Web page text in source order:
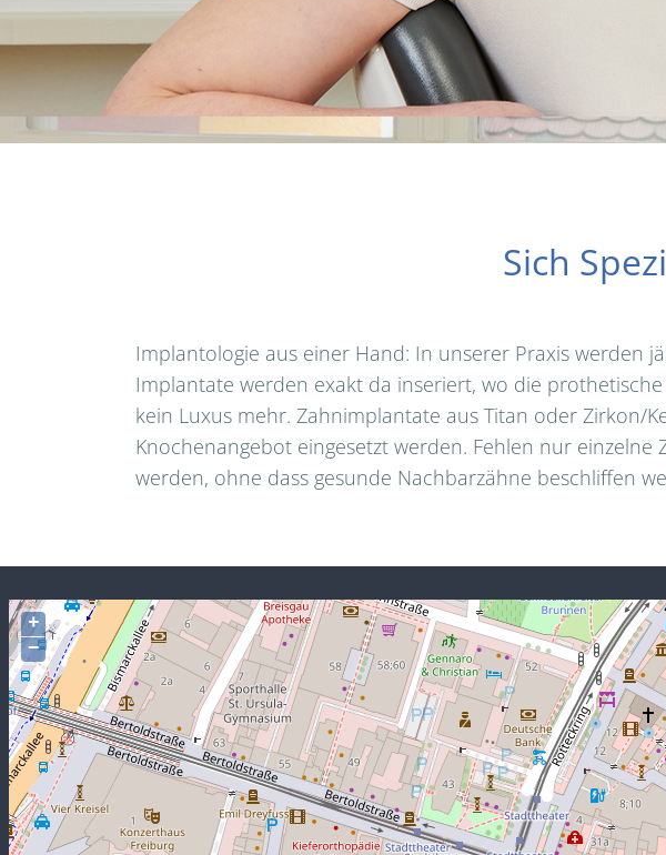
Sich
Implantologie aus einer Hand: In unserer Praxis werden
Implantate werden exakt da inseriert, wo die
kein Luxus mehr. Zahnimplantate aus Titan oder Zirkon/
Knochenangebot eingesetzt werden. Fehlen nur
werden, ohne dass gesunde Nachbarzähne beschliffen